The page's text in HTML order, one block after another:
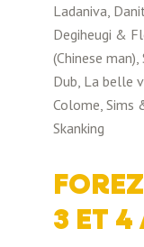
Ladaniva,
Degiheugi &
(Chinese
Dub, La belle
Colome, Sims
Skanking
3 ET 4